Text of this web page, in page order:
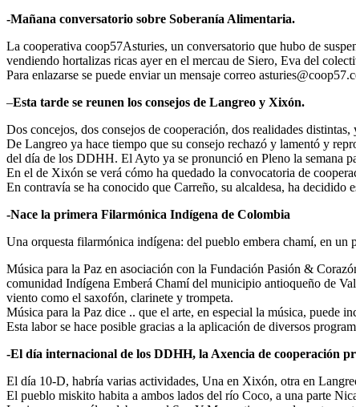
-Mañana conversatorio sobre Soberanía Alimentaria.
La cooperativa coop57Asturies, un conversatorio que hubo de
vendiendo hortalizas ricas ayer en el mercau de Siero, Eva del
Para enlazarse se puede enviar un mensaje correo
–Esta tarde se reunen los consejos de Langreo y Xixón.
Dos concejos, dos consejos de cooperación, dos realidades
De Langreo ya hace tiempo que su consejo rechazó y lamentó y
del día de los DDHH. El Ayto ya se pronunció en Pleno la semana
En el de Xixón se verá cómo ha quedado la convocatoria de
En contravía se ha conocido que Carreño, su alcaldesa, ha
-Nace la primera Filarmónica Indígena de Colombia
Una orquesta filarmónica indígena: del pueblo embera chamí, en un
Música para la Paz en asociación con la Fundación Pasión &
comunidad Indígena Emberá Chamí del municipio antioqueño de
viento como el saxofón, clarinete y trompeta.
Música para la Paz dice .. que el arte, en especial la música, puede
Esta labor se hace posible gracias a la aplicación de diversos
-El día internacional de los DDHH, la Axencia de cooperación
El día 10-D, habría varias actividades, Una en Xixón, otra en
El pueblo miskito habita a ambos lados del río Coco, a una parte